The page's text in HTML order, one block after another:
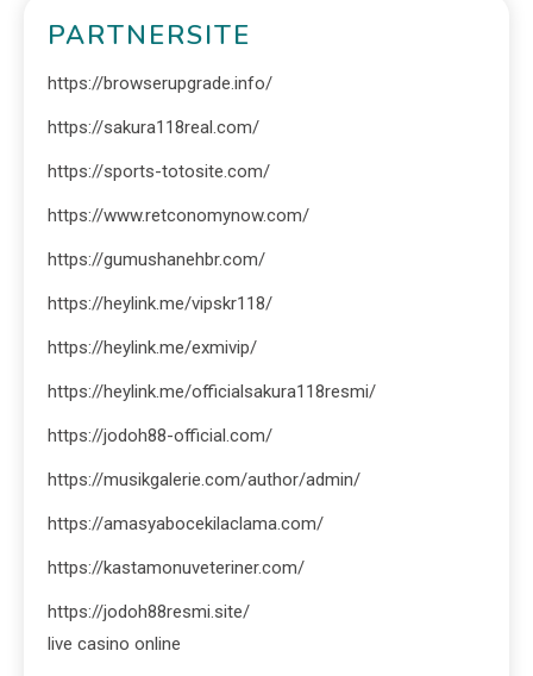
PARTNERSITE
https://browserupgrade.info/
https://sakura118real.com/
https://sports-totosite.com/
https://www.retconomynow.com/
https://gumushanehbr.com/
https://heylink.me/vipskr118/
https://heylink.me/exmivip/
https://heylink.me/officialsakura118resmi/
https://jodoh88-official.com/
https://musikgalerie.com/author/admin/
https://amasyabocekilaclama.com/
https://kastamonuveteriner.com/
https://jodoh88resmi.site/
live casino online